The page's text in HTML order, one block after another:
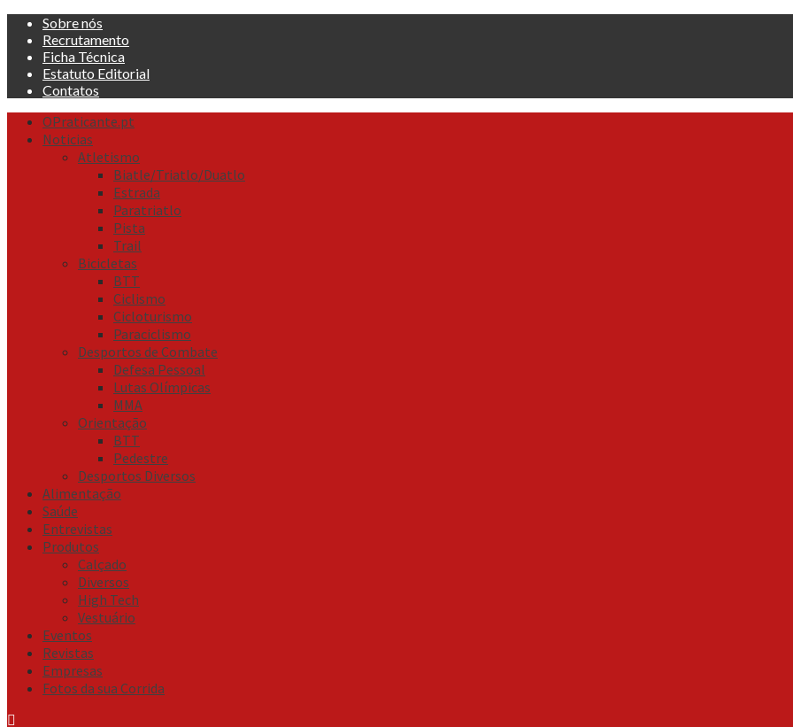
Skip
content
Sobre nós
Recrutamento
Ficha Técnica
Estatuto Editorial
Contatos
Primary
Menu
OPraticante.pt
Noticias
Atletismo
Biatle/Triatlo/Duatlo
Estrada
Paratriatlo
Pista
Trail
Bicicletas
BTT
Ciclismo
Cicloturismo
Paraciclismo
Desportos de Combate
Defesa Pessoal
Lutas Olímpicas
MMA
Orientação
BTT
Pedestre
Desportos Diversos
Alimentação
Saúde
Entrevistas
Produtos
Calçado
Diversos
High Tech
Vestuário
Eventos
Revistas
Empresas
Fotos da sua Corrida